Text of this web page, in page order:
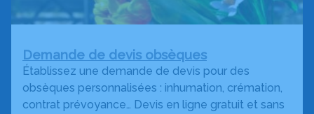
Demande de devis obsèques
Établissez une demande de devis pour des
obsèques personnalisées : inhumation, crémation,
contrat prévoyance… Devis en ligne gratuit et sans